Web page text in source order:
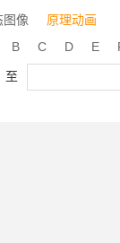
图像
原理动画
B C D E
至